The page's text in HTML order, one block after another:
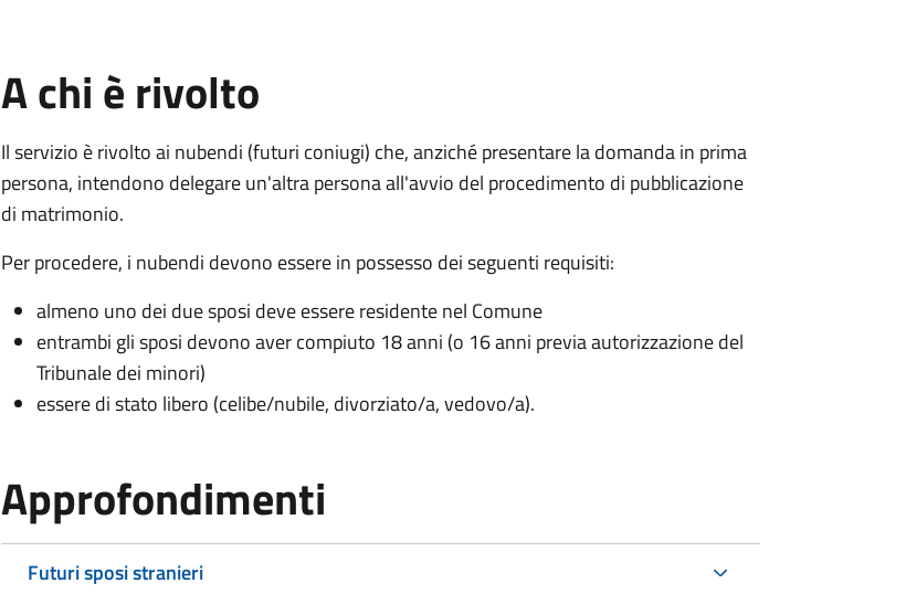
A chi è rivolto
Il servizio è rivolto ai nubendi (futuri coniugi) che, anziché presentare la domanda in prima
persona, intendono delegare un'altra persona all'avvio del procedimento di pubblicazione
di matrimonio.
Per procedere, i nubendi devono essere in possesso dei seguenti requisiti:
almeno uno dei due sposi deve essere residente nel Comune
entrambi gli sposi devono aver compiuto 18 anni (o 16 anni previa autorizzazione del
Tribunale dei minori)
essere di stato libero (celibe/nubile, divorziato/a, vedovo/a).
Approfondimenti
Futuri sposi stranieri